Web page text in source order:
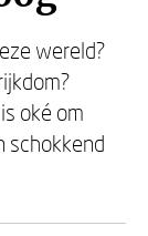
wereld?
oké om
schokkend